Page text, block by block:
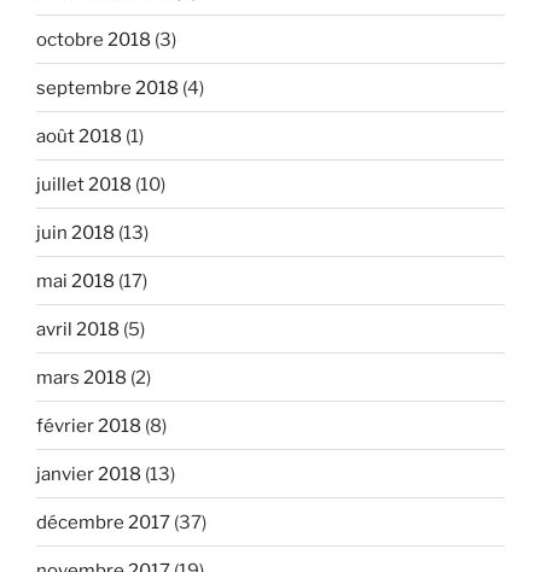
octobre 2018 (3)
septembre 2018 (4)
août 2018 (1)
juillet 2018 (10)
juin 2018 (13)
mai 2018 (17)
avril 2018 (5)
mars 2018 (2)
février 2018 (8)
janvier 2018 (13)
décembre 2017 (37)